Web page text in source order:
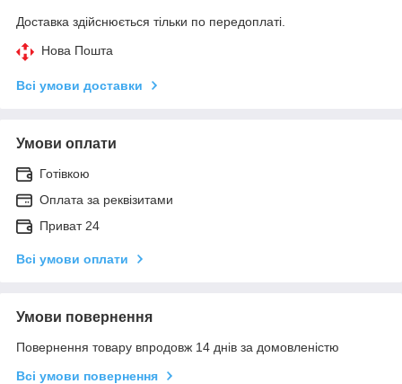
Доставка здійснюється тільки по передоплаті.
Нова Пошта
Всі умови доставки
Умови оплати
Готівкою
Оплата за реквізитами
Приват 24
Всі умови оплати
Умови повернення
Повернення товару впродовж 14 днів за домовленістю
Всі умови повернення